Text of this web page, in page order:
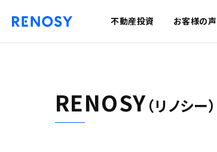
不動産投資 お客様の声
RENOSY（リノシー）